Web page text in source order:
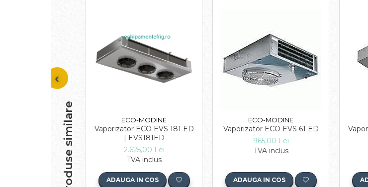
Produse similare ECO-MODINE
Vaporizator ECO EVS 181 ED
| EVS181ED
2.625,00 Lei
TVA inclus
ADAUGA IN COS
ECO-MODINE
Vaporizator ECO EVS 61 ED
965,00 Lei
TVA inclus
ADAUGA IN COS